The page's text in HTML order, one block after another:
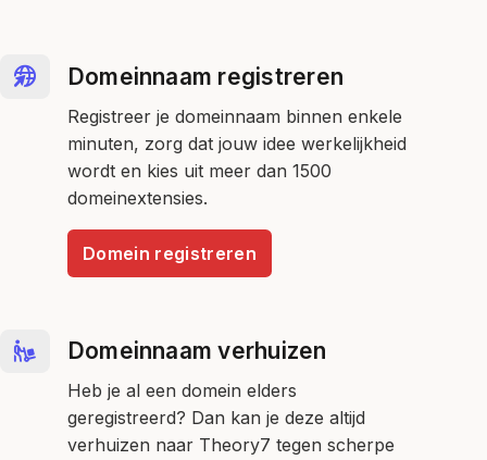
Domeinnaam registreren
Registreer je domeinnaam binnen enkele
minuten, zorg dat jouw idee werkelijkheid
wordt en kies uit meer dan 1500
domeinextensies.
Domein registreren
Domeinnaam verhuizen
Heb je al een domein elders
geregistreerd? Dan kan je deze altijd
verhuizen naar Theory7 tegen scherpe